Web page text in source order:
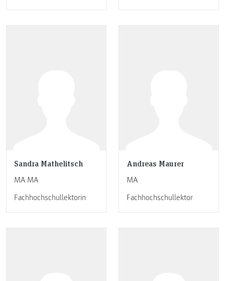
Sandra Mathelitsch
MA MA
Fachhochschullektorin
Andreas Maurer
MA
Fachhochschullektor